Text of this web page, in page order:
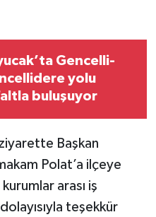
Gencelli-
yolu
buluşuyor
Başkan
Polat’a ilçeye
arası iş
teşekkür